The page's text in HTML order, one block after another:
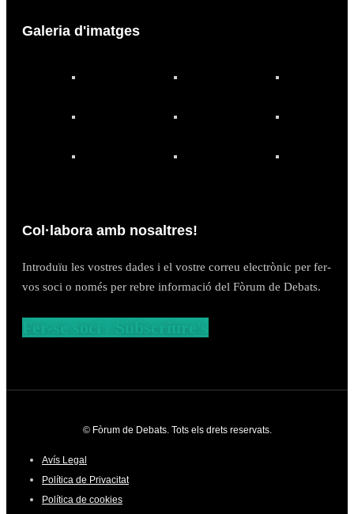
Galeria d'imatges
Col·labora amb nosaltres!
Introduïu les vostres dades i el vostre correu electrònic per fer-
vos soci o només per rebre informació del Fòrum de Debats.
Fer-se soci / Subscriure's
© Fòrum de Debats. Tots els drets reservats.
Avís Legal
Política de Privacitat
Política de cookies